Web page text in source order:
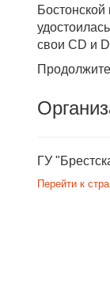
свои CD и
ГУ
Перейти к